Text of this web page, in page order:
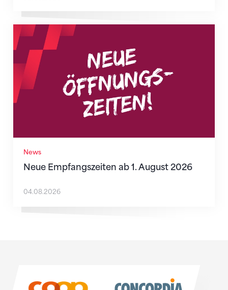
News
Neue Empfangszeiten ab 1. August 2026
Neue Empfangszeiten ab 1. August 2026
04.08.2026